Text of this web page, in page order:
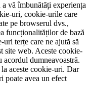
vă îmbunătăți experiența
uri, cookie-urile care
pe browserul dvs.,
funcționalităților de bază
terțe care ne ajută să
site web. Aceste cookie-
dumneavoastră.
aceste cookie-uri. Dar
poate avea un efect